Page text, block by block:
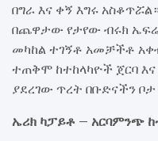
በግራ እና ቀኝ እግሩ
በጨዋታው የታየው ብሩክ
መካከል ተገኝቶ አመቻችቶ
ተጠቅሞ ከተከላካዮች ጀርባ
ያደረገው ጥረት በቡድናችን ቦታ
ኤሪክ ካፓይቶ – አርባምንጭ